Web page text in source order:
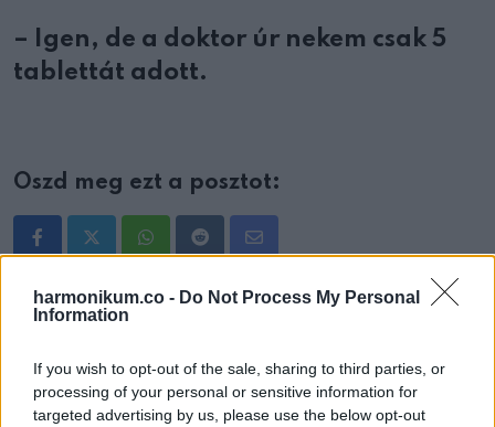
harmonikum.co - Do Not Process My Personal
Information
If you wish to opt-out of the sale, sharing to third parties, or
processing of your personal or sensitive information for
targeted advertising by us, please use the below opt-out
– Igen, de a doktor úr nekem csak 5
tablettát adott.
Oszd meg ezt a posztot:
WhatsappRedditShare
ELŐZŐ POSZT